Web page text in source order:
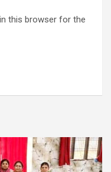
this browser for the